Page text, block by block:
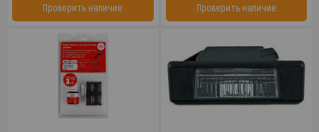
Проверить наличие Проверить наличие